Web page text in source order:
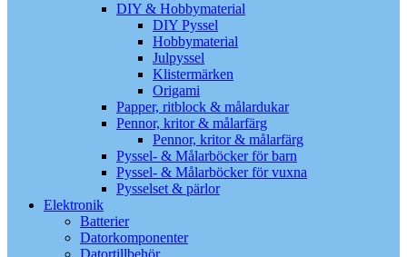
DIY & Hobbymaterial
DIY Pyssel
Hobbymaterial
Julpyssel
Klistermärken
Origami
Papper, ritblock & målardukar
Pennor, kritor & målarfärg
Pennor, kritor & målarfärg
Pyssel- & Målarböcker för barn
Pyssel- & Målarböcker för vuxna
Pysselset & pärlor
Elektronik
Batterier
Datorkomponenter
Datortillbehör